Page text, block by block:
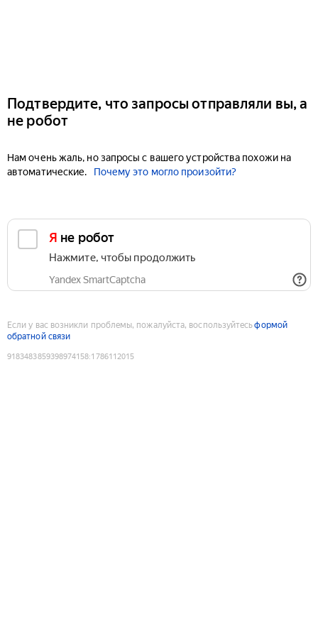
Подтвердите, что запросы отправляли вы, а
не робот
Нам очень жаль, но запросы с вашего устройства похожи на
автоматические.
Почему это могло произойти?
Я не робот
Нажмите, чтобы продолжить
Yandex SmartCaptcha
Если у вас возникли проблемы, пожалуйста, воспользуйтесьформой
обратной связи
9183483859398974158:1786112015